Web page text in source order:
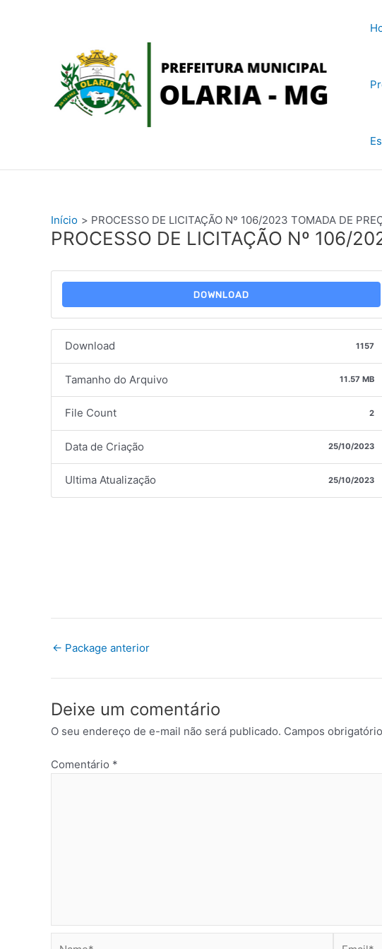
Início PROCESSO DE LICITAÇÃO Nº 106/2023 TOMADA DE
PROCESSO DE LICITAÇÃO Nº 106/
DOWNLOAD
Download 1157
Tamanho do Arquivo 11.57 MB
File Count 2
Data de Criação 25/10/2023
Ultima Atualização 25/10/2023
← Package anterior
Deixe um comentário
O seu endereço de e-mail não será publicado. Campos
Comentário *